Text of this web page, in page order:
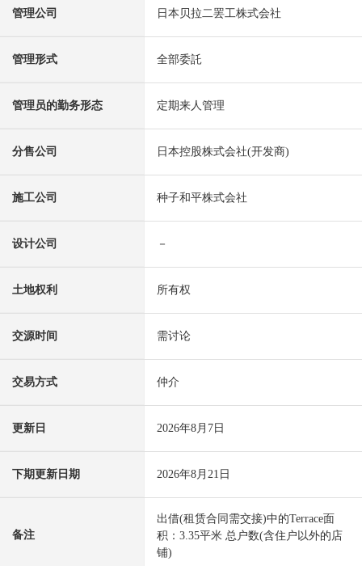
管理公司 日本贝拉二罢工株式会社
管理形式 全部委託
管理员的勤务形态 定期来人管理
分售公司 日本控股株式会社(开发商)
施工公司 种子和平株式会社
设计公司 －
土地权利 所有权
交源时间 需讨论
交易方式 仲介
更新日 2026年8月7日
下期更新日期 2026年8月21日
备注
出借(租赁合同需交接)中的Terrace面
积：3.35平米 总户数(含住户以外的店
铺)